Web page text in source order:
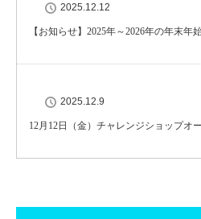
2025.12.12
【お知らせ】2025年～2026年の年末年
2025.12.9
12月12日（金）チャレンジショップオ